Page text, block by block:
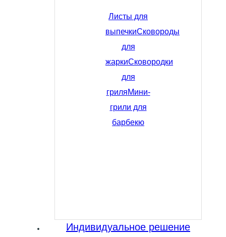
Листы для
выпечкиСковороды
для
жаркиСковородки
для
гриляМини-
грили для
барбекю
Индивидуальное решение